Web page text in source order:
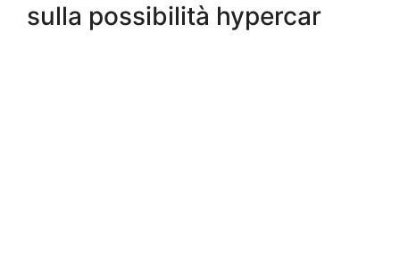
sulla possibilità hypercar